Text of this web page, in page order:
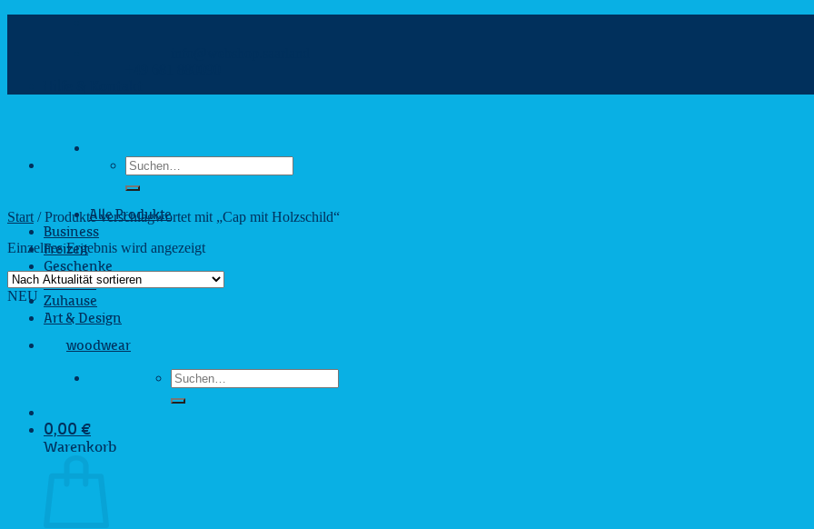
Suchen
nach:
Alle Produkte
Business
Freizeit
Geschenke
Outdoor
Zuhause
Art & Design
woodwear
Suchen
nach:
0,00 €
Warenkorb
Start /Produkte verschlagwortet mit „Cap mit Holzschild“
Einzelnes Ergebnis wird angezeigt
NEU